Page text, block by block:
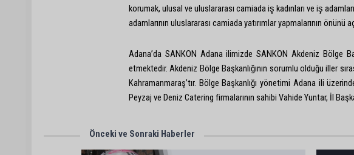
korumak, ulusal ve uluslararası camiada iş kadınları ve iş
adamlarının uluslararası camiada yatırımlar yapmalarının önünü
Adana’da SANKON Adana ilimizde SANKON Akdeniz Bölge
etmektedir. Akdeniz Bölge Başkanlığının sorumlu olduğu iller
Kahramanmaraş’tır. Bölge Başkanlığı yönetimi Adana ili
Peyzaj ve Deniz Catering firmalarının sahibi Vahide Yuntar, İl
Önceki ve Sonraki Haberler